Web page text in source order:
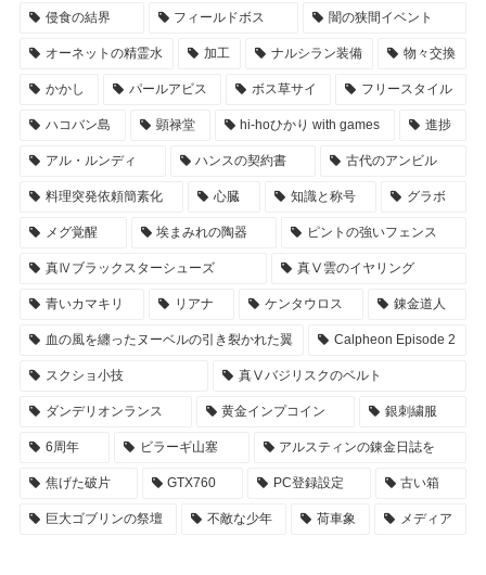
侵食の結界 フィールドボス 闇の狭間イベント
オーネットの精霊水 加工 ナルシラン装備 物々交換
かかし パールアビス ボス草サイ フリースタイル
ハコバン島 顕禄堂 hi-hoひかり with games 進捗
アル・ルンディ ハンスの契約書 古代のアンビル
料理突発依頼簡素化 心臓 知識と称号 グラボ
メグ覚醒 埃まみれの陶器 ピントの強いフェンス
真Ⅳブラックスターシューズ 真Ⅴ雲のイヤリング
青いカマキリ リアナ ケンタウロス 錬金道人
血の風を纏ったヌーベルの引き裂かれた翼 Calpheon Episode 2
スクショ小技 真Ⅴバジリスクのベルト
ダンデリオンランス 黄金インプコイン 銀刺繍服
6周年 ビラーギ山塞 アルスティンの錬金日誌を
焦げた破片 GTX760 PC登録設定 古い箱
巨大ゴブリンの祭壇 不敵な少年 荷車象 メディア